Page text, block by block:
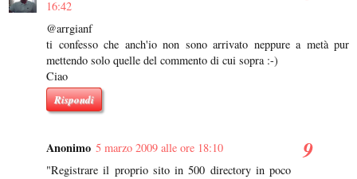
16:42
@arrgianf
ti confesso che anch'io non sono arrivato neppure a metà pur
mettendo solo quelle del commento di cui sopra :-)
Ciao
Rispondi
Anonimo 5 marzo 2009 alle ore 18:10
"Registrare il proprio sito in 500 directory in poco